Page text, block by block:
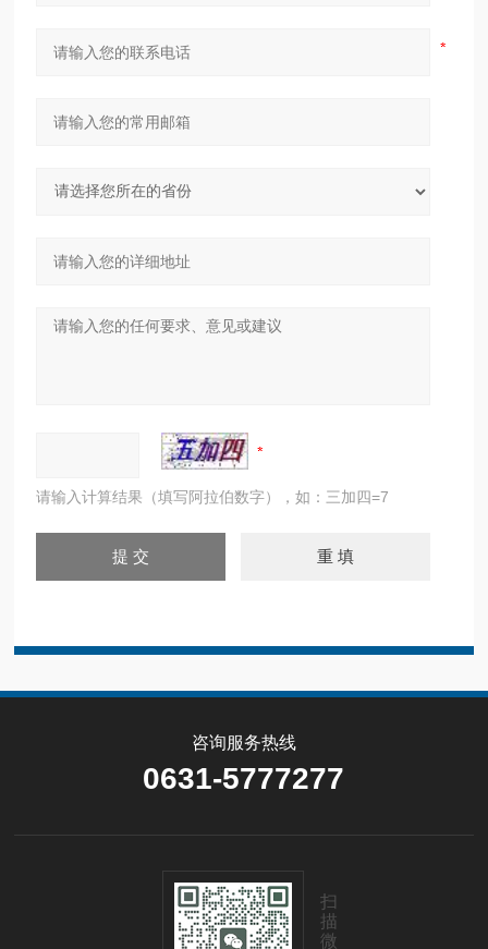
请输入计算结果（填写阿拉伯数字），如：三加四=7
咨询服务热线
0631-5777277
扫
描
微